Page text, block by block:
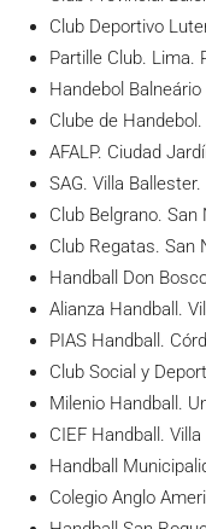
Club Deportivo
Partille Club. Lima.
Handebol
Clube de
AFALP. Ciudad
SAG. Villa
Club Belgrano.
Club Regatas. San
Handball Don
Alianza Handball.
PIAS Handball.
Club Social y
Milenio Handball.
CIEF Handball.
Handball
Colegio Anglo